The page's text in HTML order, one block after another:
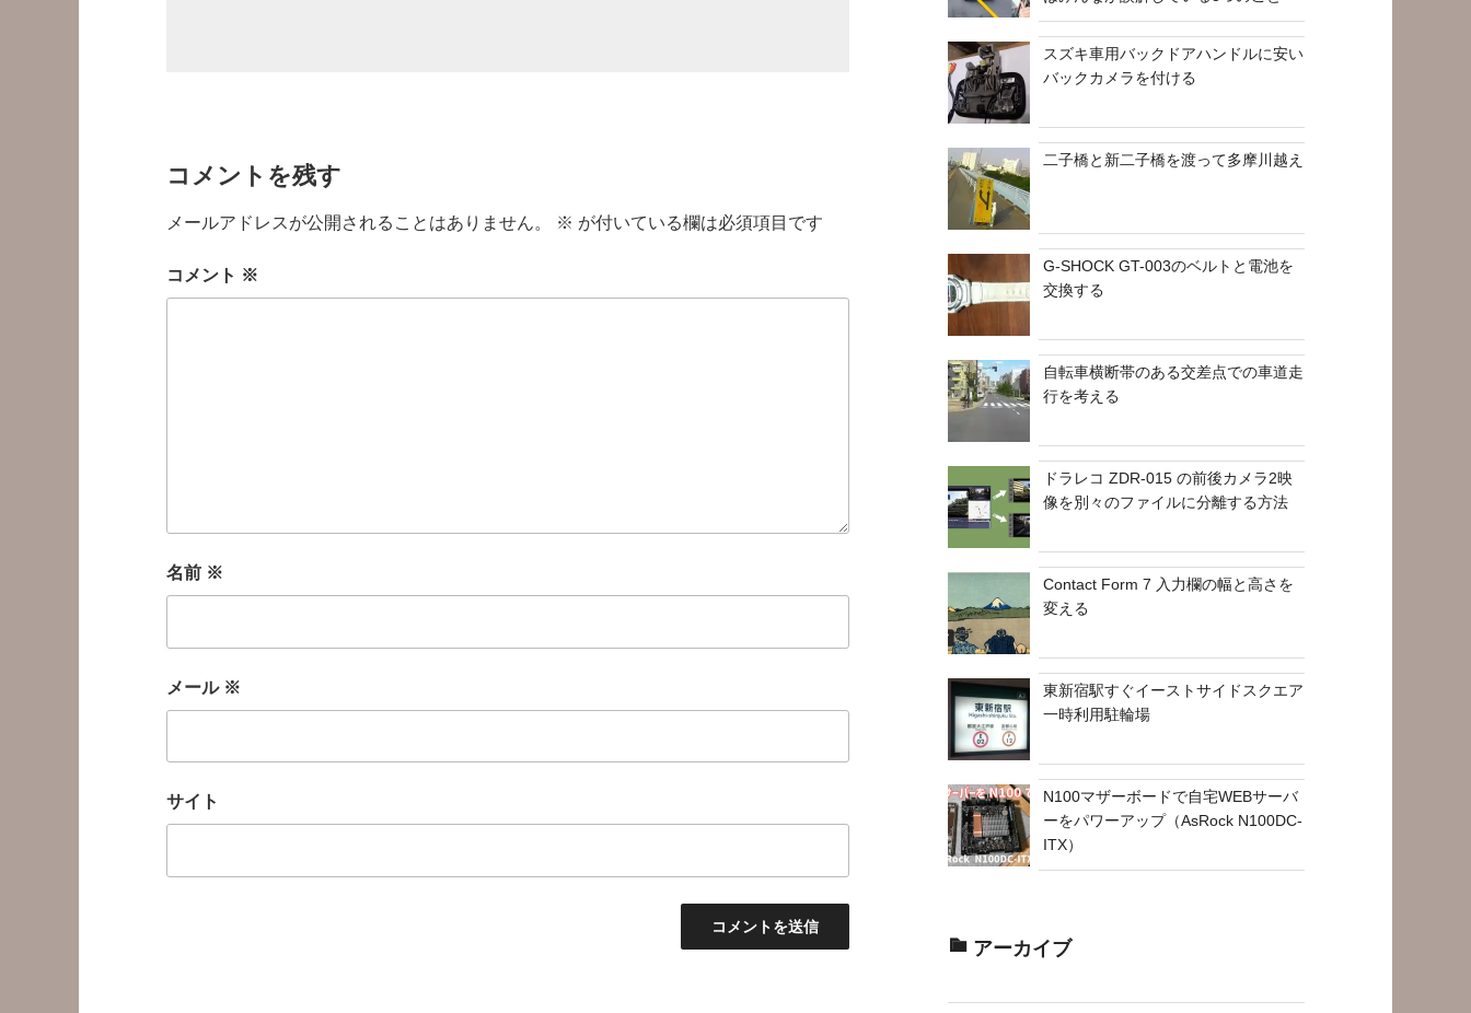
コメントを残す
メールアドレスが公開されることはありません。 ※ が付いている欄は必須項目です
コメント ※
名前 ※
メール ※
サイト
スズキ車用バックドアハンドルに安い
バックカメラを付ける
二子橋と新二子橋を渡って多摩川越え
G-SHOCK GT-003のベルトと電池を
交換する
自転車横断帯のある交差点での車道走
行を考える
ドラレコ ZDR-015 の前後カメラ2映
像を別々のファイルに分離する方法
Contact Form 7 入力欄の幅と高さを
変える
東新宿駅すぐイーストサイドスクエア
一時利用駐輪場
N100マザーボードで自宅WEBサーバ
ーをパワーアップ（AsRock N100DC-
ITX）
アーカイブ